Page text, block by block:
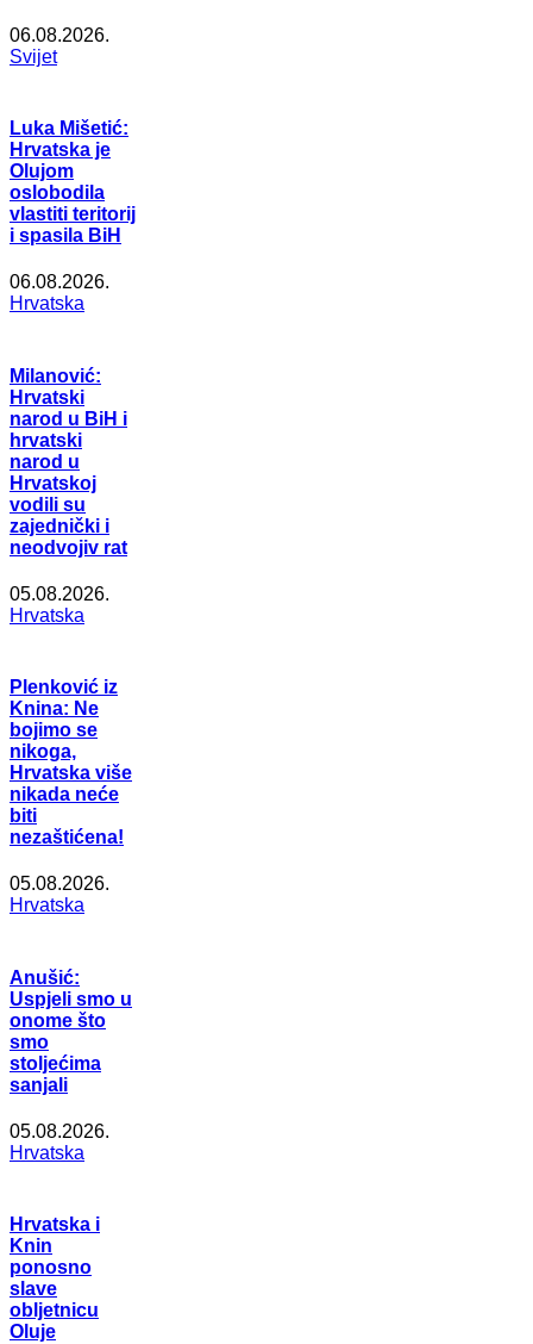
06.08.2026.
Svijet
Luka Mišetić:
Hrvatska je
Olujom
oslobodila
vlastiti teritorij
i spasila BiH
06.08.2026.
Hrvatska
Milanović:
Hrvatski
narod u BiH i
hrvatski
narod u
Hrvatskoj
vodili su
zajednički i
neodvojiv rat
05.08.2026.
Hrvatska
Plenković iz
Knina: Ne
bojimo se
nikoga,
Hrvatska više
nikada neće
biti
nezaštićena!
05.08.2026.
Hrvatska
Anušić:
Uspjeli smo u
onome što
smo
stoljećima
sanjali
05.08.2026.
Hrvatska
Hrvatska i
Knin
ponosno
slave
obljetnicu
Oluje